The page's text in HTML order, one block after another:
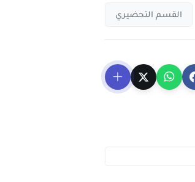
القسم التحضيري